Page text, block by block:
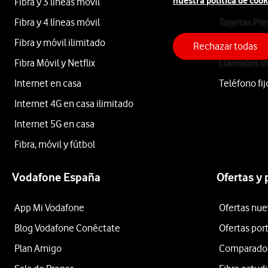
ASUS
Samsung
Acer
ASUS
Etiqueta
Lo
Fibra y 4 líneas móvil
Fibra y móvil ilimitado
Fibra Móvil y Netflix
Internet en casa
Internet 4G en casa ilimitado
Internet 5G en casa
Fibra, móvil y fútbol
Tarjetas
Roaming
Llamadas
Teléfono
Vodafone España
App Mi Vodafone
Blog Vodafone Conéctate
Plan Amigo
Ofertas y
Ofertas
Ofertas
Rechazar todas